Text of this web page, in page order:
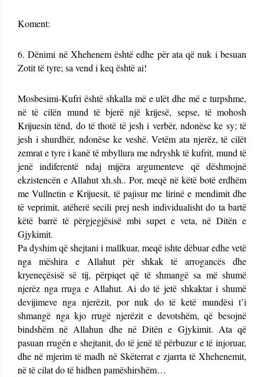
Koment:
6. Dënimi në Xhehenem është edhe për ata që nuk i besuan
Zotit të tyre; sa vend i keq është ai!
Mosbesimi-Kufri është shkalla më e ulët dhe më e turpshme,
në të cilën mund të bjerë një krijesë, sepse, të mohosh
Krijuesin tënd, do të thotë të jesh i verbër, ndonëse ke sy; të
jesh i shurdhër, ndonëse ke veshë. Vetëm ata njerëz, të cilët
zemrat e tyre i kanë të mbyllura me ndryshk të kufrit, mund të
jenë indiferentë ndaj mijëra argumenteve që dëshmojnë
ekzistencën e Allahut xh.sh.. Por, meqë në këtë botë erdhëm
me Vullnetin e Krijuesit, të pajisur me lirinë e mendimit dhe
të veprimit, atëherë secili prej nesh individualisht do ta bartë
këtë barrë të përgjegjësisë mbi supet e veta, në Ditën e
Gjykimit.
Pa dyshim që shejtani i mallkuar, meqë ishte dëbuar edhe vetë
nga mëshira e Allahut për shkak të arrogancës dhe
kryeneçësisë së tij, përpiqet që të shmangë sa më shumë
njerëz nga rruga e Allahut. Ai do të jetë shkaktar i shumë
devijimeve nga njerëzit, por nuk do të ketë mundësi t’i
shmangë nga kjo rrugë njerëzit e devotshëm, që besojnë
bindshëm në Allahun dhe në Ditën e Gjykimit. Ata që
pasuan rrugën e shejtanit, do të jenë të përbuzur e të injoruar,
dhe në mjerim të madh në Skëterrat e zjarrta të Xhehenemit,
në të cilat do të hidhen pamëshirshëm…